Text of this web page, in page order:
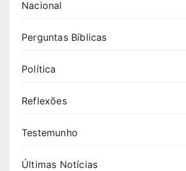
Nacional
Perguntas Bíblicas
Política
Reflexões
Testemunho
Últimas Notícias